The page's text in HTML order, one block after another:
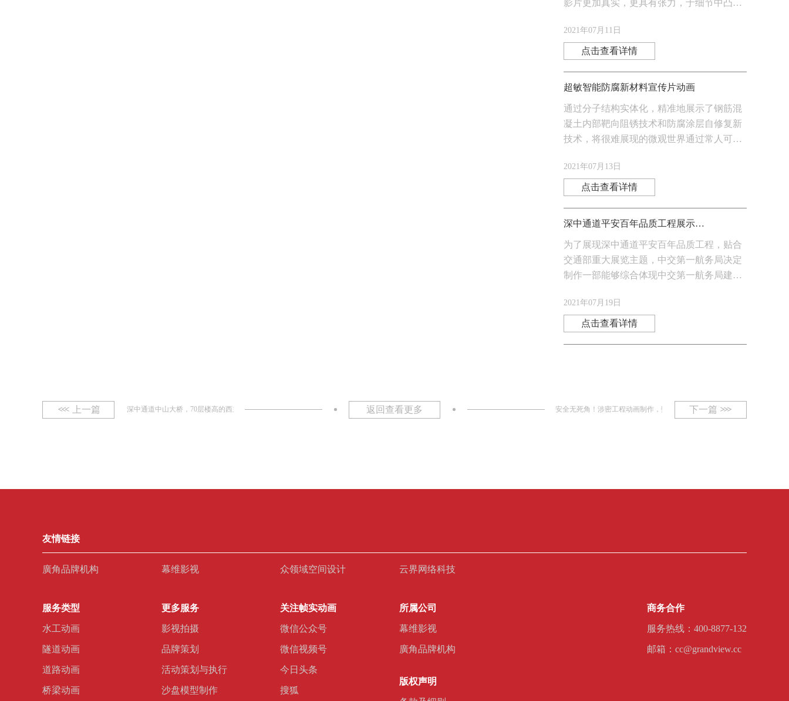
影片更加真实，更具有张力，于细节中凸显
开拓打下了坚定的基础。
2021年07月11日
点击查看详情
超敏智能防腐新材料宣传片动画
通过分子结构实体化，精准地展示了钢筋混
凝土内部靶向阻锈技术和防腐涂层自修复新
技术，将很难展现的微观世界通过常人可以
2021年07月13日
点击查看详情
深中通道平安百年品质工程展示三维动画
为了展现深中通道平安百年品质工程，贴合
交通部重大展览主题，中交第一航务局决定
制作一部能够综合体现中交第一航务局建设
2021年07月19日
点击查看详情
上一篇 深中通道中山大桥，70层楼高的西主塔封顶 返回查看更多 安全无死角！涉密工程动画制作，数据保密与防泄露方案
下一篇
友情链接
廣角品牌机构 幕维影视 众领域空间设计 云界网络科技
服务类型
水工动画
隧道动画
道路动画
桥梁动画
更多服务
影视拍摄
品牌策划
活动策划与执行
沙盘模型制作
关注帧实动画
微信公众号
微信视频号
今日头条
搜狐
所属公司
幕维影视
廣角品牌机构
版权声明
商务合作
服务热线：400-8877-132
邮箱：cc@grandview.cc